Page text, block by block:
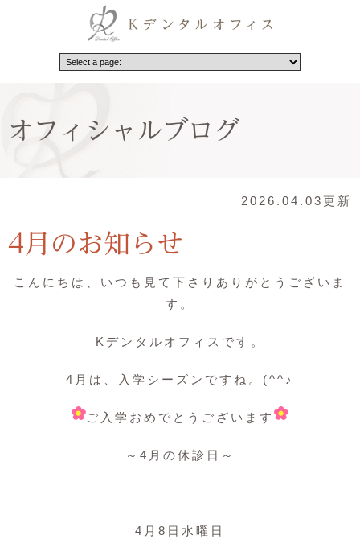
オフィシャルブログ
2026.04.03更新
4月のお知らせ
こんにちは、いつも見て下さりありがとうございま
す。
Kデンタルオフィスです。
4月は、入学シーズンですね。(^^♪
ご入学おめでとうございます
～4月の休診日～
4月8日水曜日